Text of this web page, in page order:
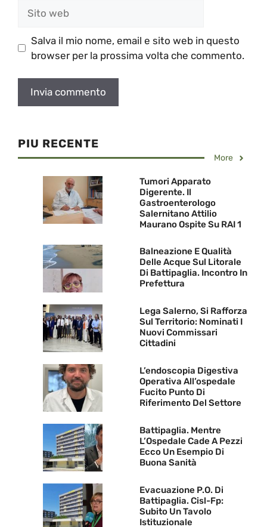
web
Salva il mio nome, email e sito web in questo
browser per la prossima volta che commento.
PIU RECENTE
More
Tumori Apparato
Digerente. Il
Gastroenterologo
Salernitano Attilio
Maurano Ospite Su RAI 1
Balneazione E Qualità
Delle Acque Sul Litorale
Di Battipaglia. Incontro In
Prefettura
Lega Salerno, Si Rafforza
Sul Territorio: Nominati I
Nuovi Commissari
Cittadini
L’endoscopia Digestiva
Operativa All’ospedale
Fucito Punto Di
Riferimento Del Settore
Battipaglia. Mentre
L’Ospedale Cade A Pezzi
Ecco Un Esempio Di
Buona Sanità
Evacuazione P.O. Di
Battipaglia. Cisl-Fp:
Subito Un Tavolo
Istituzionale